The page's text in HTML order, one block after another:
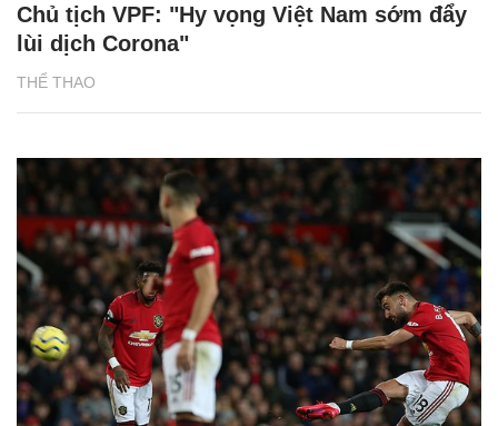
THỂ THAO
Chủ tịch VPF: "Hy vọng Việt Nam sớm đẩy
lùi dịch Corona"